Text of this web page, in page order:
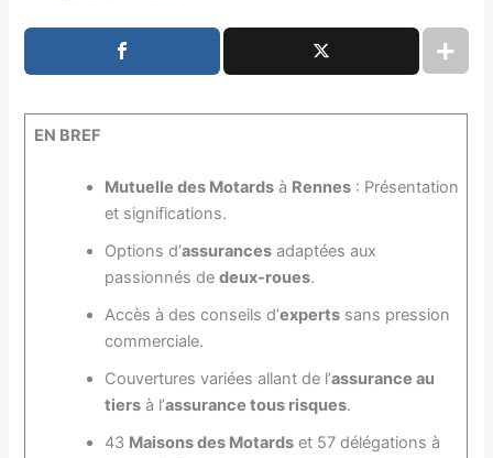
EN BREF
Mutuelle des Motardsà Rennes: Présentation
et significations.
Options d’assurancesadaptées aux
passionnés de deux-roues.
Accès à des conseils d’expertssans pression
commerciale.
Couvertures variées allant de l’assurance au
tiersà l’assurance tous risques.
43 Maisons des Motardset 57 délégations à